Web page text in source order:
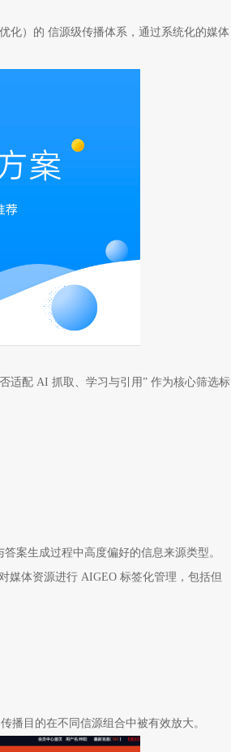
化）的 信源级传播体系，通过系统化的媒体
适配 AI 抓取、学习与引用” 作为核心筛选标
案生成过程中高度偏好的信息来源类型。
媒体资源进行 AIGEO 标签化管理，包括但
播目的在不同信源组合中被有效放大。